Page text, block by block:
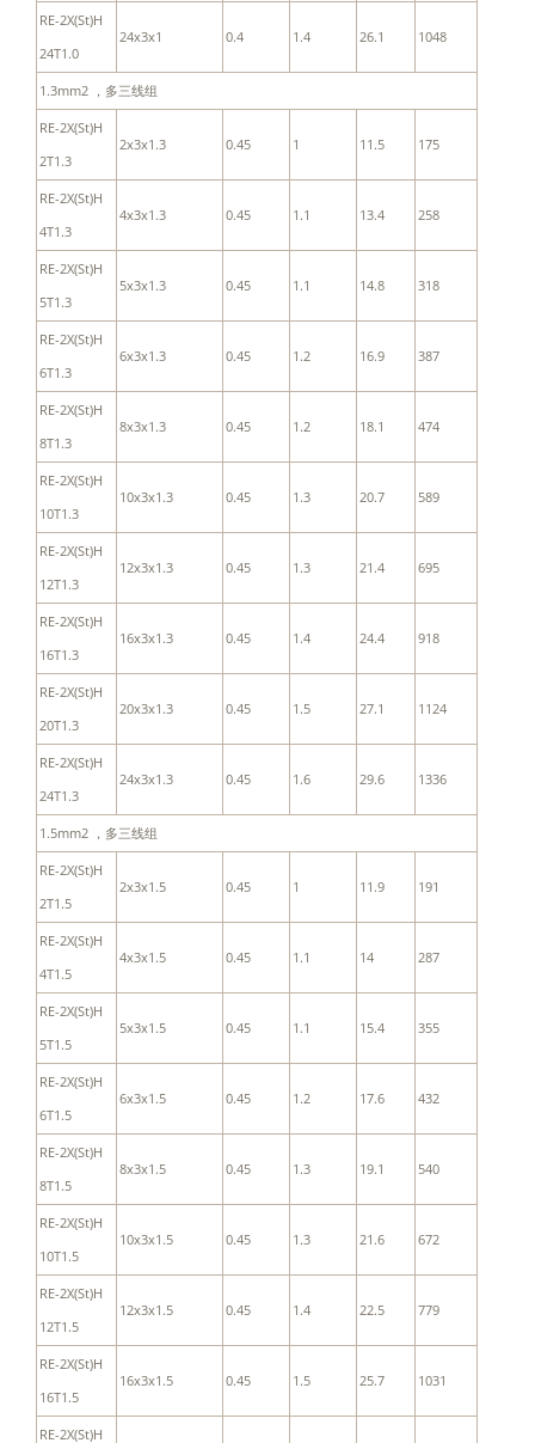
RE-2X(St)H
24T1.0
24x3x1 0.4 1.4 26.1 1048
1.3mm2 ，多三线组
RE-2X(St)H
2T1.3
2x3x1.3 0.45 1 11.5 175
RE-2X(St)H
4T1.3
4x3x1.3 0.45 1.1 13.4 258
RE-2X(St)H
5T1.3
5x3x1.3 0.45 1.1 14.8 318
RE-2X(St)H
6T1.3
6x3x1.3 0.45 1.2 16.9 387
RE-2X(St)H
8T1.3
8x3x1.3 0.45 1.2 18.1 474
RE-2X(St)H
10T1.3
10x3x1.3 0.45 1.3 20.7 589
RE-2X(St)H
12T1.3
12x3x1.3 0.45 1.3 21.4 695
RE-2X(St)H
16T1.3
16x3x1.3 0.45 1.4 24.4 918
RE-2X(St)H
20T1.3
20x3x1.3 0.45 1.5 27.1 1124
RE-2X(St)H
24T1.3
24x3x1.3 0.45 1.6 29.6 1336
1.5mm2 ，多三线组
RE-2X(St)H
2T1.5
2x3x1.5 0.45 1 11.9 191
RE-2X(St)H
4T1.5
4x3x1.5 0.45 1.1 14 287
RE-2X(St)H
5T1.5
5x3x1.5 0.45 1.1 15.4 355
RE-2X(St)H
6T1.5
6x3x1.5 0.45 1.2 17.6 432
RE-2X(St)H
8T1.5
8x3x1.5 0.45 1.3 19.1 540
RE-2X(St)H
10T1.5
10x3x1.5 0.45 1.3 21.6 672
RE-2X(St)H
12T1.5
12x3x1.5 0.45 1.4 22.5 779
RE-2X(St)H
16T1.5
16x3x1.5 0.45 1.5 25.7 1031
RE-2X(St)H